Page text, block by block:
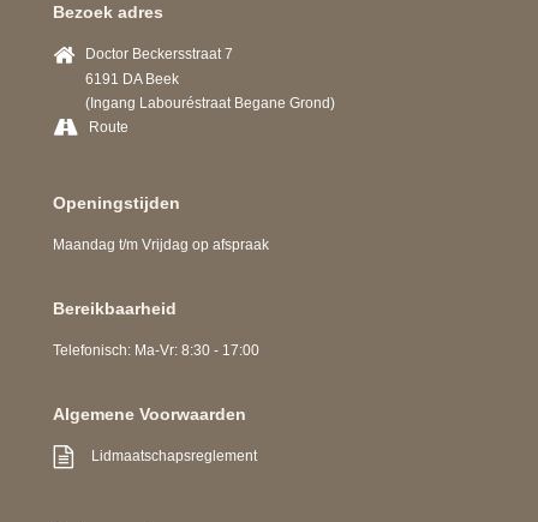
Bezoek adres
Doctor Beckersstraat 7
6191 DA Beek
(Ingang Labouréstraat Begane Grond)
Route
Openingstijden
Maandag t/m Vrijdag op afspraak
Bereikbaarheid
Telefonisch: Ma-Vr: 8:30 - 17:00
Algemene Voorwaarden
Lidmaatschapsreglement